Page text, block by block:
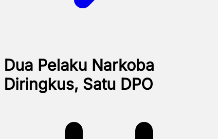
Dua Pelaku Narkoba
Diringkus, Satu DPO